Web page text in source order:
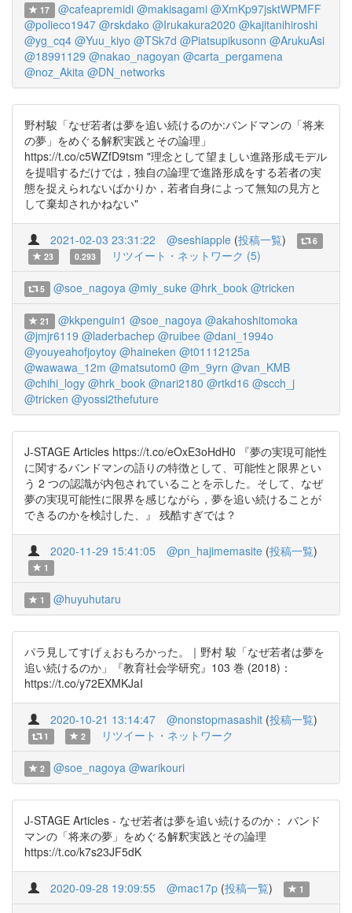
17 @cafeapremidi @makisagami @XmKp97jsktWPMFF
@polieco1947 @rskdako @Irukakura2020 @kajitanihiroshi
@yg_cq4 @Yuu_kiyo @TSk7d @Piatsupikusonn @ArukuAsi
@18991129 @nakao_nagoyan @carta_pergamena
@noz_Akita @DN_networks
野村駿「なぜ若者は夢を追い続けるのか:バンドマンの「将来
の夢」をめぐる解釈実践とその論理」
https://t.co/c5WZfD9tsm "理念として望ましい進路形成モデル
を提唱するだけでは，独自の論理で進路形成をする若者の実
態を捉えられないばかりか，若者自身によって無知の見方と
して棄却されかねない"
2021-02-03 23:31:22 @seshiapple (投稿一覧)
6
23
0.293 リツイート・ネットワーク (5)
5 @soe_nagoya @miy_suke @hrk_book @tricken
21 @kkpenguin1 @soe_nagoya @akahoshitomoka
@jmjr6119 @laderbachep @ruibee @dani_1994o
@youyeahofjoytoy @haineken @t01112125a
@wawawa_12m @matsutom0 @m_9yrn @van_KMB
@chihi_logy @hrk_book @nari2180 @rtkd16 @scch_j
@tricken @yossi2thefuture
J-STAGE Articles https://t.co/eOxE3oHdH0 『夢の実現可能性
に関するバンドマンの語りの特徴として、可能性と限界とい
う 2 つの認識が内包されていることを示した。そして、なぜ
夢の実現可能性に限界を感じながら，夢を追い続けることが
できるのかを検討した、』 残酷すぎでは？
2020-11-29 15:41:05 @pn_hajimemasite (投稿一覧)
1
1 @huyuhutaru
パラ見してすげぇおもろかった。｜野村 駿「なぜ若者は夢を
追い続けるのか」『教育社会学研究』103 巻 (2018)：
https://t.co/y72EXMKJaI
2020-10-21 13:14:47 @nonstopmasashit (投稿一覧)
1 2 リツイート・ネットワーク
2 @soe_nagoya @warikouri
J-STAGE Articles - なぜ若者は夢を追い続けるのか： バンド
マンの「将来の夢」をめぐる解釈実践とその論理
https://t.co/k7s23JF5dK
2020-09-28 19:09:55 @mac17p (投稿一覧) 1